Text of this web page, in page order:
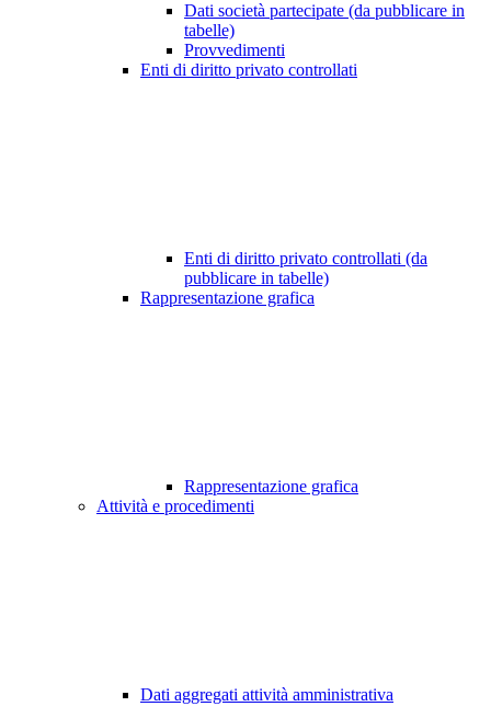
Dati società partecipate (da pubblicare in
tabelle)
Provvedimenti
Enti di diritto privato controllati
Enti di diritto privato controllati (da
pubblicare in tabelle)
Rappresentazione grafica
Rappresentazione grafica
Attività e procedimenti
Dati aggregati attività amministrativa